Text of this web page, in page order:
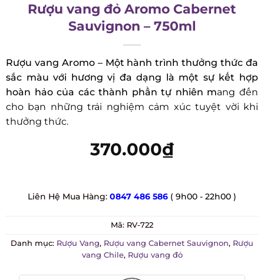
Rượu vang đỏ Aromo Cabernet
Sauvignon – 750ml
Rượu vang Aromo – Một hành trình thưởng thức
đa sắc màu với hương vị đa dạng là một sự kết
hợp hoàn hảo của các thành phần tự nhiên mang
đến cho bạn những trải nghiệm cảm xúc tuyệt vời
khi thưởng thức.
370.000₫
Liên Hệ Mua Hàng:0847 486 586 ( 9h00 - 22h00 )
Mã:RV-722
Danh mục:Rượu Vang,Rượu vang Cabernet Sauvignon,Rượu
vang Chile,Rượu vang đỏ